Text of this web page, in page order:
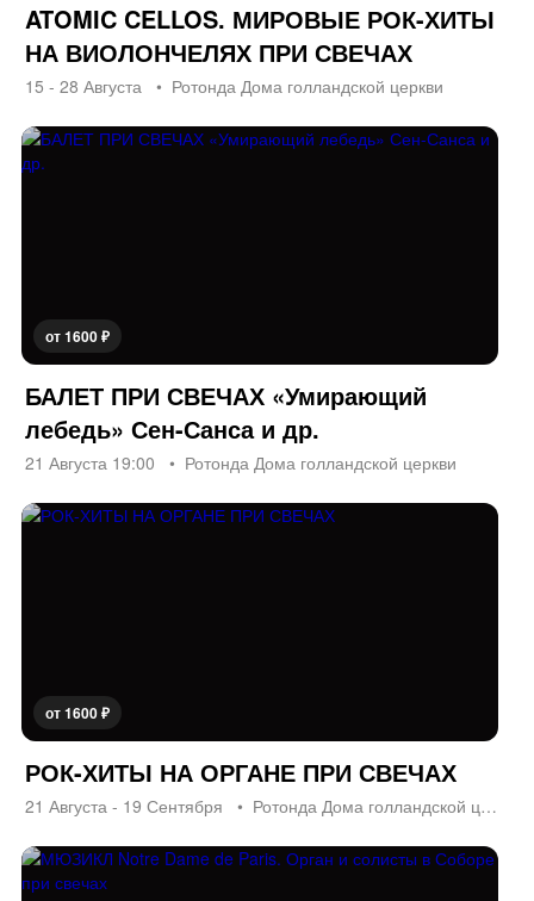
ATOMIC CELLOS. МИРОВЫЕ РОК-ХИТЫ
НА ВИОЛОНЧЕЛЯХ ПРИ СВЕЧАХ
15 - 28 Августа Ротонда Дома голландской церкви
от 1600 ₽
БАЛЕТ ПРИ СВЕЧАХ «Умирающий
лебедь» Сен-Санса и др.
21 Августа 19:00 Ротонда Дома голландской церкви
от 1600 ₽
РОК-ХИТЫ НА ОРГАНЕ ПРИ СВЕЧАХ
21 Августа - 19 Сентября Ротонда Дома голландской церкви